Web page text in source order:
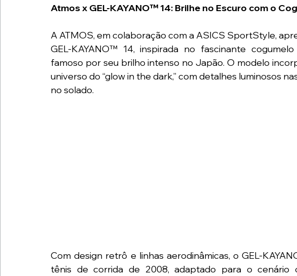
Atmos x GEL-KAYANO™ 14: Brilhe no Escuro com o
A ATMOS, em colaboração com a ASICS SportStyle,
GEL-KAYANO™ 14, inspirada no fascinante cogumelo
famoso por seu brilho intenso no Japão. O modelo
universo do “glow in the dark,” com detalhes luminosos
no solado.
Com design retrô e linhas aerodinâmicas, o GEL-
tênis de corrida de 2008, adaptado para o cenário